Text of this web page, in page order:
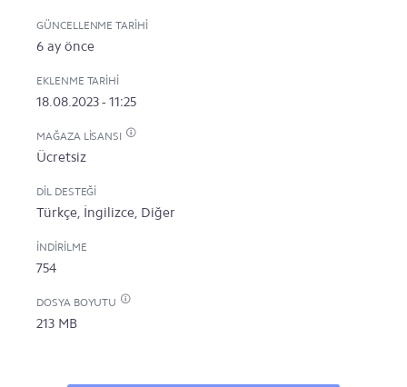
GÜNCELLENME TARIHI
6 ay önce
EKLENME TARIHI
18.08.2023 - 11:25
MAĞAZA LISANSI
Ücretsiz
DIL DESTEĞI
Türkçe, İngilizce, Diğer
İNDIRILME
754
DOSYA BOYUTU
213 MB